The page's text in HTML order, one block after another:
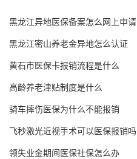
黑龙江异地医保备案怎么网上申请
黑龙江密山养老金异地怎么认证
黄石市医保卡报销流程是什么
高龄养老津贴制度是什么
骑车摔伤医保为什么不能报销
飞秒激光近视手术可以医保报销吗
领失业金期间医保社保怎么办